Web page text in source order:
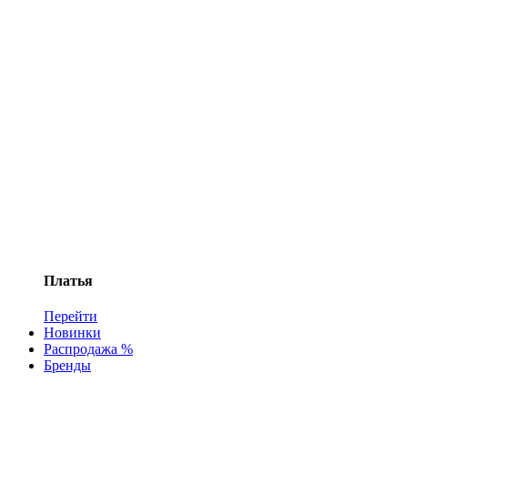
Платья
Перейти
Новинки
Распродажа %
Бренды